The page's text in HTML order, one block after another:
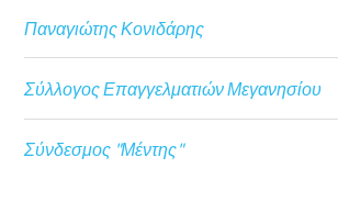
Παναγιώτης Κονιδάρης
Σύλλογος Επαγγελματιών Μεγανησίου
Σύνδεσμος "Μέντης"